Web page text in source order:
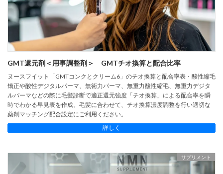
GMT還元剤＜用事調整剤＞ GMTチオ換算と配合比率
ヌースフイット「GMTコンクとクリーム6」のチオ換算と配合率表・酸性縮毛
矯正や酸性デジタルパーマ、無術力パーマ、無重力酸性縮毛、無重力デジタ
ルパーマなどの際に毛髪診断で適正還元強度「チオ換算」による配合率を瞬
時でわかる早見表を作成。毛髪に合わせて、チオ換算濃度調整を行い適切な
薬剤マッチング配合設定にご利用ください。
詳しく
サプリメント